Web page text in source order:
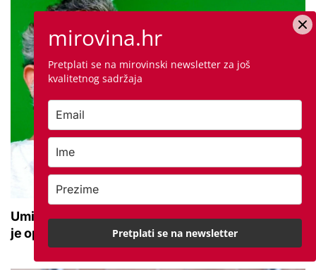
Umirovljenik ostao bez pola milijuna eura: Sada
je opet nasjeo na istu prijevaru
mirovina.hr
Pretplati se na mirovinski newsletter za još
kvalitetnog sadržaja
Pretplati se na newsletter